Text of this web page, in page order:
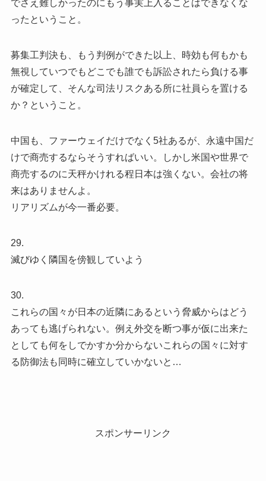
でさえ難しかったのにもう事実上入ることはできなくな
ったということ。
募集工判決も、もう判例ができた以上、時効も何もかも
無視していつでもどこでも誰でも訴訟されたら負ける事
が確定して、そんな司法リスクある所に社員らを置ける
か？ということ。
中国も、ファーウェイだけでなく5社あるが、永遠中国だ
けで商売するならそうすればいい。しかし米国や世界で
商売するのに天秤かけれる程日本は強くない。会社の将
来はありませんよ。
リアリズムが今一番必要。
29.
滅びゆく隣国を傍観していよう
30.
これらの国々が日本の近隣にあるという脅威からはどう
あっても逃げられない。例え外交を断つ事が仮に出来た
としても何をしでかすか分からないこれらの国々に対す
る防御法も同時に確立していかないと…
スポンサーリンク